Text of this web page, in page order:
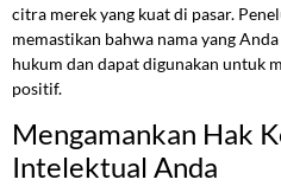
citra merek yang kuat di pasar.
memastikan bahwa nama yang
hukum dan dapat digunakan untuk
positif.
Mengamankan Hak
Intelektual Anda